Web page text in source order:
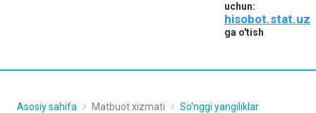
uchun:
hisobot.stat.uz
ga o'tish
Asosiy sahifa Matbuot xizmati So'nggi yangiliklar